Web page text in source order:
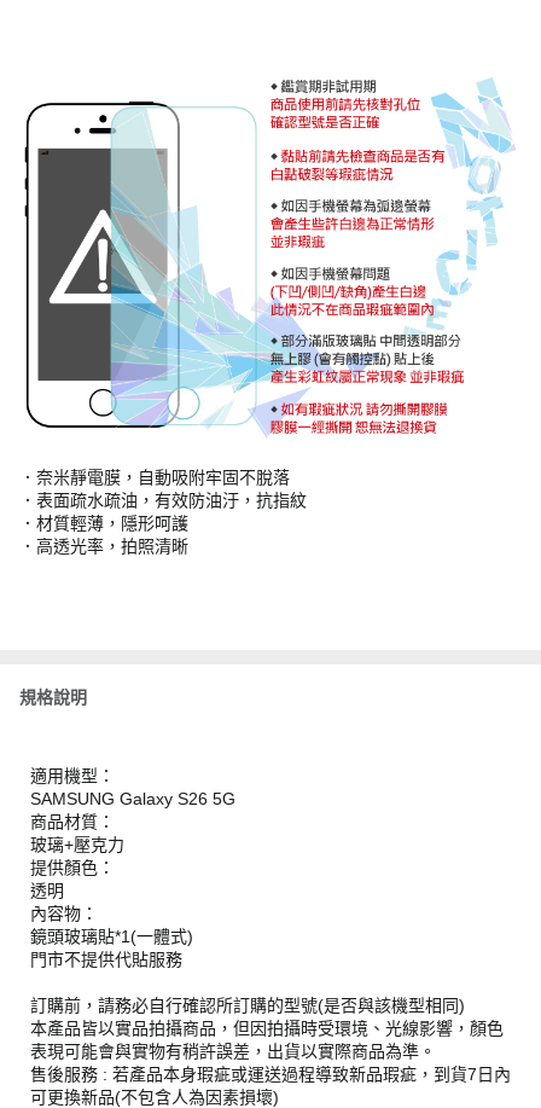
．奈米靜電膜，自動吸附牢固不脫落
．表面疏水疏油，有效防油汙，抗指紋
．材質輕薄，隱形呵護
．高透光率，拍照清晰
規格說明
適用機型：
SAMSUNG Galaxy S26 5G
商品材質：
玻璃+壓克力
提供顏色：
透明
內容物：
鏡頭玻璃貼*1(一體式)
門市不提供代貼服務
訂購前，請務必自行確認所訂購的型號(是否與該機型相同)
本產品皆以實品拍攝商品，但因拍攝時受環境、光線影響，顏色
表現可能會與實物有稍許誤差，出貨以實際商品為準。
售後服務 : 若產品本身瑕疵或運送過程導致新品瑕疵，到貨7日內
可更換新品(不包含人為因素損壞)